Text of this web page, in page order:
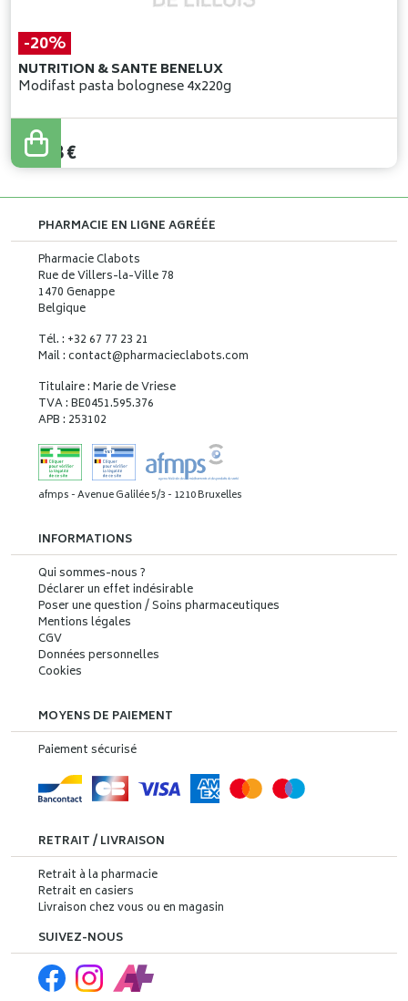
-20%
NUTRITION & SANTE BENELUX
Modifast pasta bolognese 4x220g
18,60
14,88€
PHARMACIE EN LIGNE AGRÉÉE
Pharmacie Clabots
Rue de Villers-la-Ville 78
1470 Genappe
Belgique
Tél. : +32 67 77 23 21
Mail : contact@pharmacieclabots.com
Titulaire : Marie de Vriese
TVA : BE0451.595.376
APB : 253102
afmps - Avenue Galilée 5/3 - 1210 Bruxelles
INFORMATIONS
Qui sommes-nous ?
Déclarer un effet indésirable
Poser une question / Soins pharmaceutiques
Mentions légales
CGV
Données personnelles
Cookies
MOYENS DE PAIEMENT
Paiement sécurisé
RETRAIT / LIVRAISON
Retrait à la pharmacie
Retrait en casiers
Livraison chez vous ou en magasin
SUIVEZ-NOUS